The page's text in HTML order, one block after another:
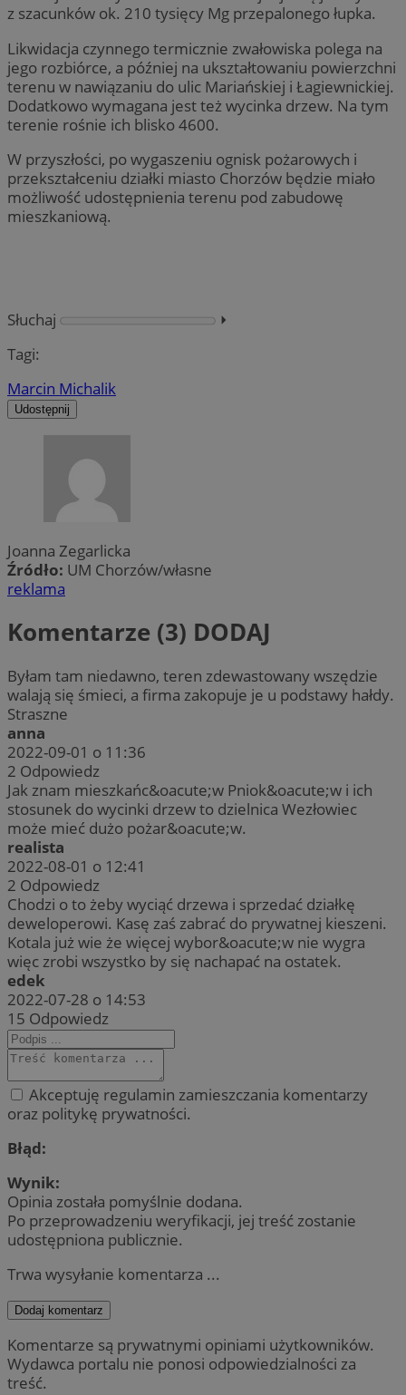
z szacunków ok. 210 tysięcy Mg przepalonego łupka.
Likwidacja czynnego termicznie zwałowiska polega na
jego rozbiórce, a później na ukształtowaniu powierzchni
terenu w nawiązaniu do ulic Mariańskiej i Łagiewnickiej.
Dodatkowo wymagana jest też wycinka drzew. Na tym
terenie rośnie ich blisko 4600.
W przyszłości, po wygaszeniu ognisk pożarowych i
przekształceniu działki miasto Chorzów będzie miało
możliwość udostępnienia terenu pod zabudowę
mieszkaniową.
Słuchaj
⏵︎
Tagi:
Marcin Michalik
Udostępnij
Joanna Zegarlicka
Źródło: UM Chorzów/własne
reklama
Komentarze (3) DODAJ
Byłam tam niedawno, teren zdewastowany wszędzie
walają się śmieci, a firma zakopuje je u podstawy hałdy.
Straszne
anna
2022-09-01 o 11:36
2 Odpowiedz
Jak znam mieszkańc&oacute;w Pniok&oacute;w i ich
stosunek do wycinki drzew to dzielnica Wezłowiec
może mieć dużo pożar&oacute;w.
realista
2022-08-01 o 12:41
2 Odpowiedz
Chodzi o to żeby wyciąć drzewa i sprzedać działkę
deweloperowi. Kasę zaś zabrać do prywatnej kieszeni.
Kotala już wie że więcej wybor&oacute;w nie wygra
więc zrobi wszystko by się nachapać na ostatek.
edek
2022-07-28 o 14:53
15 Odpowiedz
Akceptuję regulamin zamieszczania komentarzy
oraz politykę prywatności.
Błąd:
Wynik:
Opinia została pomyślnie dodana.
Po przeprowadzeniu weryfikacji, jej treść zostanie
udostępniona publicznie.
Trwa wysyłanie komentarza ...
Dodaj komentarz
Komentarze są prywatnymi opiniami użytkowników.
Wydawca portalu nie ponosi odpowiedzialności za
treść.